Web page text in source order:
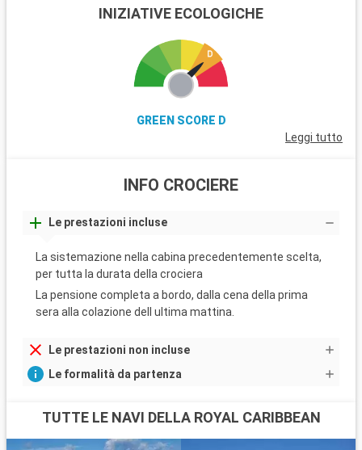
INIZIATIVE ECOLOGICHE
GREEN SCORE D
Leggi tutto
INFO CROCIERE
Le prestazioni incluse
La sistemazione nella cabina precedentemente scelta,
per tutta la durata della crociera
La pensione completa a bordo, dalla cena della prima
sera alla colazione dell ultima mattina.
Le prestazioni non incluse
Le formalità da partenza
TUTTE LE NAVI DELLA ROYAL CARIBBEAN